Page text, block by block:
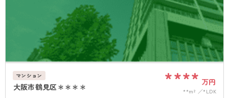
マンション
大阪市鶴見区＊＊＊＊ **** 万円
**m² *LDK